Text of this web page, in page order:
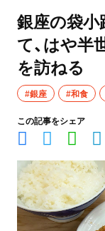
銀座の袋
て、はや半
を訪ねる
#銀座 #和食
この記事をシェア